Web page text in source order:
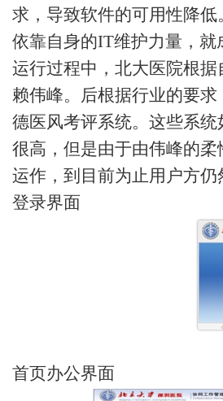
求，导致软件的可用性降
依靠自身的IT维护力量，
运行过程中，北大医院根
赖伟峰。后根据行业的要
德医风考评系统。这些系
很高，但是由于由伟峰的
运作，到目前为止用户方
登录界面
首页办公界面